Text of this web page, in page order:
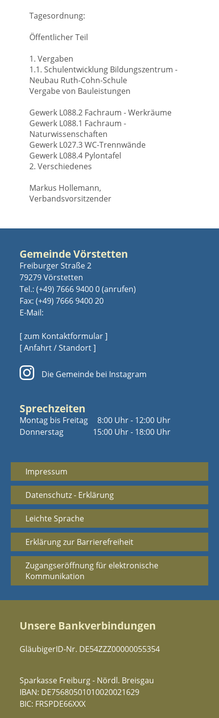
Tagesordnung:
Öffentlicher Teil
1. Vergaben
1.1. Schulentwicklung Bildungszentrum -
Neubau Ruth-Cohn-Schule
Vergabe von Bauleistungen
Gewerk L088.2 Fachraum - Werkräume
Gewerk L088.1 Fachraum -
Naturwissenschaften
Gewerk L027.3 WC-Trennwände
Gewerk L088.4 Pylontafel
2. Verschiedenes
Markus Hollemann,
Verbandsvorsitzender
Gemeinde Vörstetten
Freiburger Straße 2
79279 Vörstetten
Tel.: (+49) 7666 9400 0
Fax: (+49) 7666 9400 20
E-Mail:
[ zum Kontaktformular ]
[ Anfahrt / Standort ]
Die Gemeinde bei Instagram
Sprechzeiten
Montag bis Freitag
Donnerstag
8:00 Uhr - 12:00 Uhr
15:00 Uhr - 18:00 Uhr
Impressum
Datenschutz - Erklärung
Leichte Sprache
Erklärung zur Barrierefreiheit
Zugangseröffnung für elektronische
Kommunikation
Unsere Bankverbindungen
GläubigerID-Nr. DE54ZZZ00000055354
Sparkasse Freiburg - Nördl. Breisgau
IBAN: DE75680501010020021629
BIC: FRSPDE66XXX